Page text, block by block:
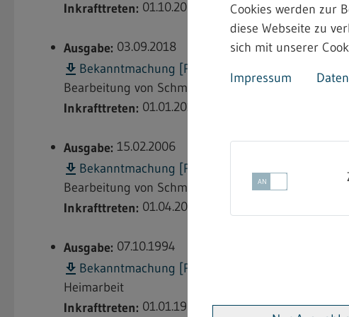
Inkrafttreten: 01.10.2022
Ausgabe: 03.09.2018
Bekanntmachung [PDF; nicht barrierefrei]
einer
Bearbeitung von Schmuckwaren aus nicht edlen
Inkrafttreten: 01.01.2019
Ausgabe: 15.02.2006
Bekanntmachung [PDF; nicht barrierefrei]
einer
Bearbeitung von Schmuckwaren aus nicht edlen
Inkrafttreten: 01.04.2006
Ausgabe: 07.10.1994
Bekanntmachung [PDF; nicht barrierefrei]
einer
Heimarbeit
Inkrafttreten: 01.01.1995
Cookies werden zur
diese Webseite zu
sich mit unserer
Impressum